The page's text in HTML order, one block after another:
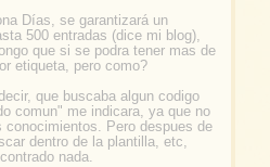
Días, se garantizará un
500 entradas (dice mi blog),
que si se podra tener mas de
etiqueta, pero como?
que buscaba algun codigo
comun" me indicara, ya que no
conocimientos. Pero despues de
dentro de la plantilla, etc,
nada.